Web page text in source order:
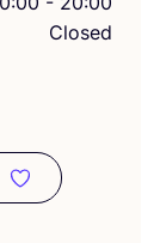
Closed